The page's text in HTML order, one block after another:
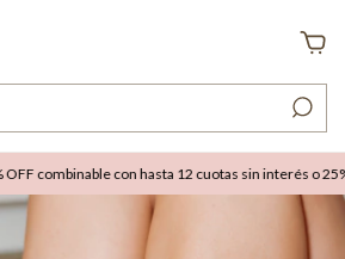
combinable con hasta 12 cuotas sin interés o 25%